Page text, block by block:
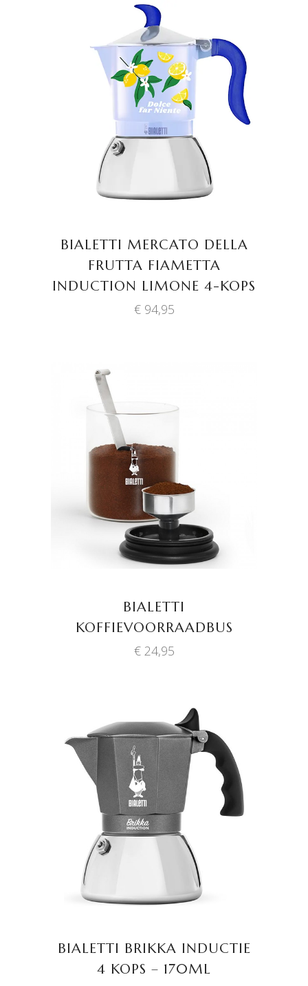
TOEVOEGEN AAN
WINKELWAGEN
BIALETTI MERCATO DELLA
FRUTTA FIAMETTA
INDUCTION LIMONE 4-KOPS
€94,95
TOEVOEGEN AAN
WINKELWAGEN
BIALETTI
KOFFIEVOORRAADBUS
€24,95
TOEVOEGEN AAN
WINKELWAGEN
BIALETTI BRIKKA INDUCTIE
4 KOPS – 170ML